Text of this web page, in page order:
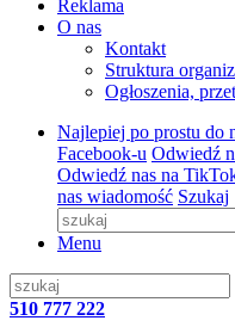
Reklama
O nas
Kontakt
Struktura
Ogłoszenia,
Najlepiej po prostu do
Facebook-u Odwiedź
Odwiedź nas na
nas wiadomość Szukaj
Menu
510 777 222